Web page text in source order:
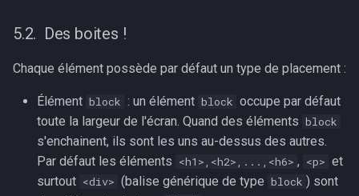
Des boites !
Chaque élément possède par défaut un type de placement :
Élément block : un élément block occupe par défaut
toute la largeur de l'écran. Quand des éléments block
s'enchainent, ils sont les uns au-dessus des autres.
Par défaut les éléments <h1>,<h2>,...,<h6> , <p> et
surtout <div> (balise générique de type block ) sont